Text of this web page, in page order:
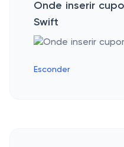
Onde inserir
Swift
Esconder